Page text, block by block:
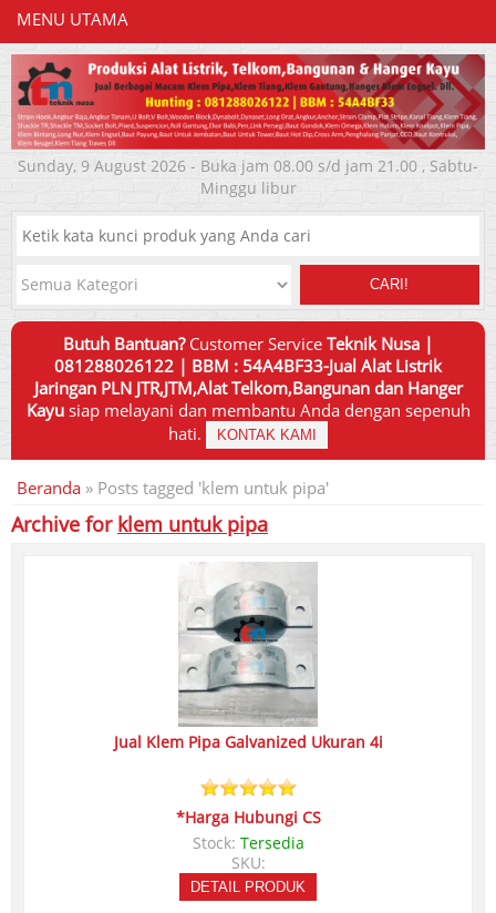
MENU UTAMA
Sunday, 9 August 2026 - Buka jam 08.00 s/d jam 21.00 , Sabtu-
Minggu libur
CARI!
Butuh Bantuan?Customer Service Teknik Nusa |
081288026122 | BBM : 54A4BF33-Jual Alat Listrik
Jaringan PLN JTR,JTM,Alat Telkom,Bangunan dan Hanger
Kayusiap melayani dan membantu Anda dengan sepenuh
hati.
KONTAK KAMI
Beranda » Posts tagged 'klem untuk pipa'
Archive for klem untuk pipa
Jual Klem Pipa Galvanized Ukuran 4i
*Harga Hubungi CS
Stock: Tersedia
SKU:
DETAIL PRODUK